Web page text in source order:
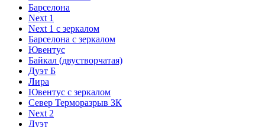
Барселона
Next 1
Next 1 с зеркалом
Барселона с зеркалом
Ювентус
Байкал (двустворчатая)
Дуэт Б
Лира
Ювентус с зеркалом
Север Терморазрыв 3К
Next 2
Дуэт